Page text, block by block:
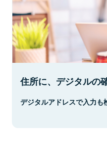
住所に、デジタルの
デジタルアドレスで入力も